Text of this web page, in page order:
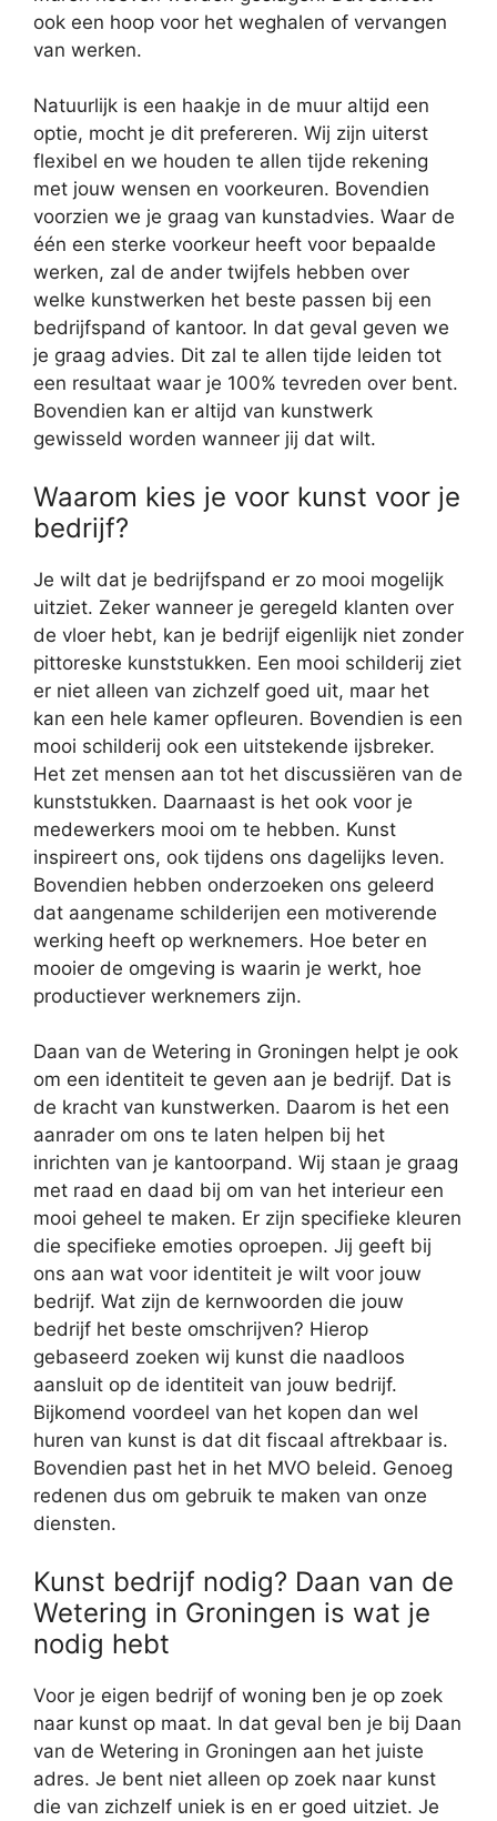
ook een hoop voor het weghalen of vervangen
van werken.
Natuurlijk is een haakje in de muur altijd een
optie, mocht je dit prefereren. Wij zijn uiterst
flexibel en we houden te allen tijde rekening
met jouw wensen en voorkeuren. Bovendien
voorzien we je graag van kunstadvies. Waar de
één een sterke voorkeur heeft voor bepaalde
werken, zal de ander twijfels hebben over
welke kunstwerken het beste passen bij een
bedrijfspand of kantoor. In dat geval geven we
je graag advies. Dit zal te allen tijde leiden tot
een resultaat waar je 100% tevreden over bent.
Bovendien kan er altijd van kunstwerk
gewisseld worden wanneer jij dat wilt.
Waarom kies je voor kunst voor je
bedrijf?
Je wilt dat je bedrijfspand er zo mooi mogelijk
uitziet. Zeker wanneer je geregeld klanten over
de vloer hebt, kan je bedrijf eigenlijk niet zonder
pittoreske kunststukken. Een mooi schilderij ziet
er niet alleen van zichzelf goed uit, maar het
kan een hele kamer opfleuren. Bovendien is een
mooi schilderij ook een uitstekende ijsbreker.
Het zet mensen aan tot het discussiëren van de
kunststukken. Daarnaast is het ook voor je
medewerkers mooi om te hebben. Kunst
inspireert ons, ook tijdens ons dagelijks leven.
Bovendien hebben onderzoeken ons geleerd
dat aangename schilderijen een motiverende
werking heeft op werknemers. Hoe beter en
mooier de omgeving is waarin je werkt, hoe
productiever werknemers zijn.
Daan van de Wetering in Groningen helpt je ook
om een identiteit te geven aan je bedrijf. Dat is
de kracht van kunstwerken. Daarom is het een
aanrader om ons te laten helpen bij het
inrichten van je kantoorpand. Wij staan je graag
met raad en daad bij om van het interieur een
mooi geheel te maken. Er zijn specifieke kleuren
die specifieke emoties oproepen. Jij geeft bij
ons aan wat voor identiteit je wilt voor jouw
bedrijf. Wat zijn de kernwoorden die jouw
bedrijf het beste omschrijven? Hierop
gebaseerd zoeken wij kunst die naadloos
aansluit op de identiteit van jouw bedrijf.
Bijkomend voordeel van het kopen dan wel
huren van kunst is dat dit fiscaal aftrekbaar is.
Bovendien past het in het MVO beleid. Genoeg
redenen dus om gebruik te maken van onze
diensten.
Kunst bedrijf nodig? Daan van de
Wetering in Groningen is wat je
nodig hebt
Voor je eigen bedrijf of woning ben je op zoek
naar kunst op maat. In dat geval ben je bij Daan
van de Wetering in Groningen aan het juiste
adres. Je bent niet alleen op zoek naar kunst
die van zichzelf uniek is en er goed uitziet. Je